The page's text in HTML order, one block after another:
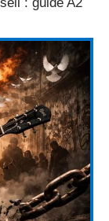
: guide A2